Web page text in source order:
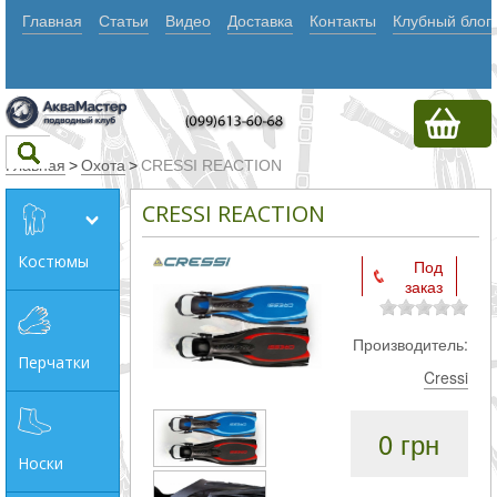
Главная Статьи Видео Доставка Контакты Клубный блог
Текст
Искать
Любое из
слов
слова
Точное
Главная >Охота >CRESSI REACTION
Костюмы
Перчатки
Носки
CRESSI REACTION
Под
заказ
Производитель:
Cressi
0 грн